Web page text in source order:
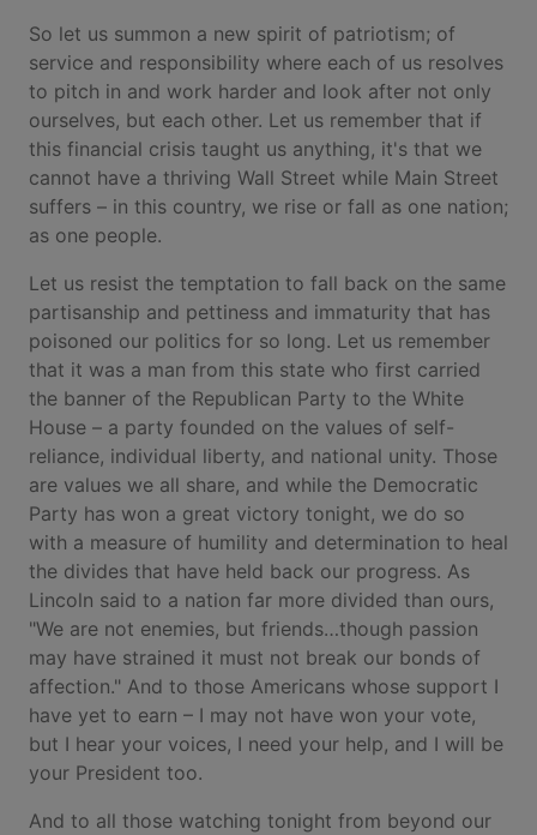
So let us summon a new spirit of patriotism; of
service and responsibility where each of us resolves
to pitch in and work harder and look after not only
ourselves, but each other. Let us remember that if
this financial crisis taught us anything, it's that we
cannot have a thriving Wall Street while Main Street
suffers – in this country, we rise or fall as one nation;
as one people.
Let us resist the temptation to fall back on the same
partisanship and pettiness and immaturity that has
poisoned our politics for so long. Let us remember
that it was a man from this state who first carried
the banner of the Republican Party to the White
House – a party founded on the values of self-
reliance, individual liberty, and national unity. Those
are values we all share, and while the Democratic
Party has won a great victory tonight, we do so
with a measure of humility and determination to heal
the divides that have held back our progress. As
Lincoln said to a nation far more divided than ours,
"We are not enemies, but friends…though passion
may have strained it must not break our bonds of
affection." And to those Americans whose support I
have yet to earn – I may not have won your vote,
but I hear your voices, I need your help, and I will be
your President too.
And to all those watching tonight from beyond our